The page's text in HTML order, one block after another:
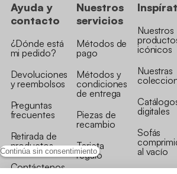
Continúa sin consentimiento
Ayuda y
contacto
¿Dónde está
mi pedido?
Devoluciones
y reembolsos
Preguntas
frecuentes
Retirada de
productos
Contáctenos
Nuestros
servicios
Métodos de
pago
Métodos y
condiciones
de entrega
Piezas de
recambio
Tarjeta
regalo
Nuestros
icónicos
Nuestras
digitales
Sofás
al vacío